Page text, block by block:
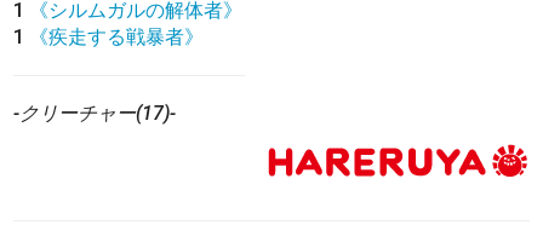
1
《シルムガルの解体者》
1
《疾走する戦暴者》
-クリーチャー(17)-